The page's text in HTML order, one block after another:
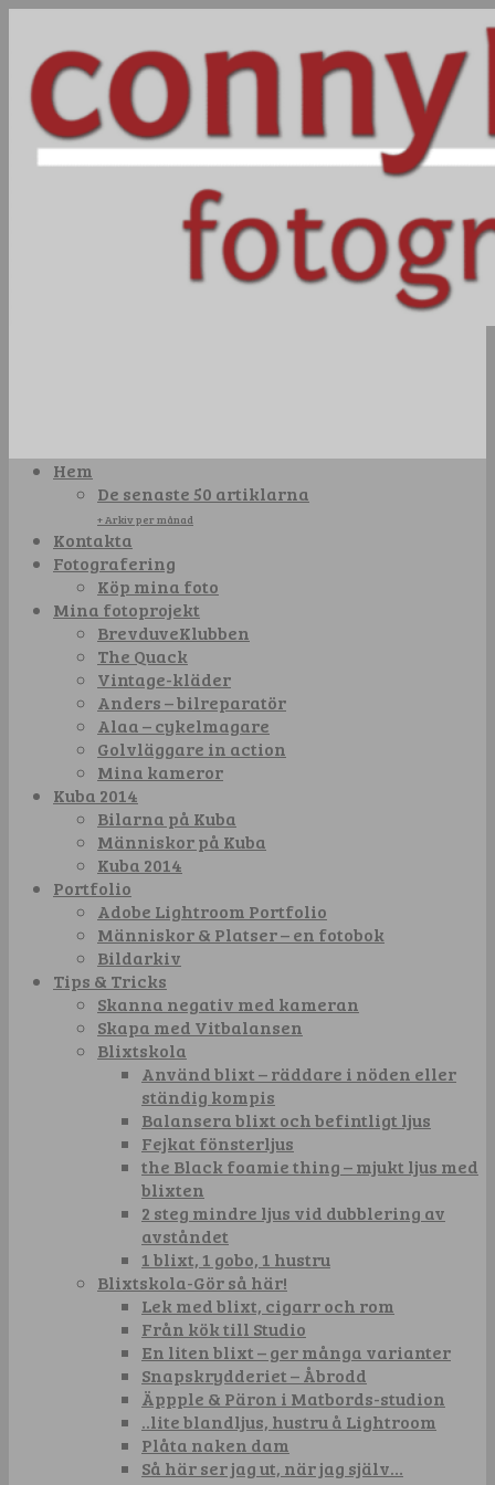
Hem
De senaste 50 artiklarna
+ Arkiv per månad
Kontakta
Fotografering
Köp mina foto
Mina fotoprojekt
BrevduveKlubben
The Quack
Vintage-kläder
Anders – bilreparatör
Alaa – cykelmagare
Golvläggare in action
Mina kameror
Kuba 2014
Bilarna på Kuba
Människor på Kuba
Kuba 2014
Portfolio
Adobe Lightroom Portfolio
Människor & Platser – en fotobok
Bildarkiv
Tips & Tricks
Skanna negativ med kameran
Skapa med Vitbalansen
Blixtskola
Använd blixt – räddare i nöden eller
ständig kompis
Balansera blixt och befintligt ljus
Fejkat fönsterljus
the Black foamie thing – mjukt ljus med
blixten
2 steg mindre ljus vid dubblering av
avståndet
1 blixt, 1 gobo, 1 hustru
Blixtskola-Gör så här!
Lek med blixt, cigarr och rom
Från kök till Studio
En liten blixt – ger många varianter
Snapskrydderiet – Åbrodd
Äppple & Päron i Matbords-studion
..lite blandljus, hustru å Lightroom
Plåta naken dam
Så här ser jag ut, när jag själv…